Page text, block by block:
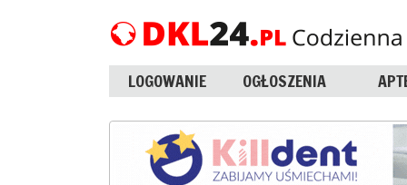
LOGOWANIE OGŁOSZENIA